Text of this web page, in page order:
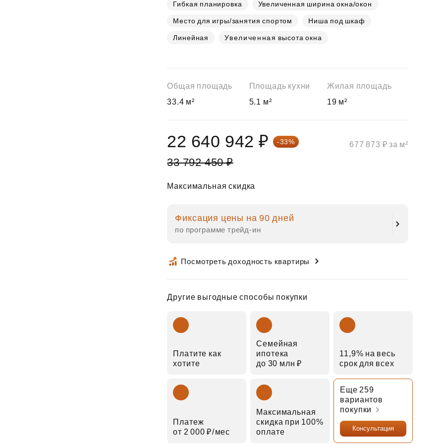
33 792 450 ₽
22 640 942 ₽ -33%
Максимальная скидка
Фиксация цены на 90 дней
по программе трейд‑ин
Посмотреть доходность квартиры
Другие выгодные способы покупки
Платите как
хотите
Семейная
ипотека
до 30 млн ₽
11,9% на весь
срок для всех
Платеж
от 2 000 ₽⁠/⁠мес
Максимальная
скидка при 100%
оплате
Еще 259
вариантов
покупки
Консультация
677 873 ₽ за м²
Гибкая планировка Увеличенная ширина окна/окон
Место для игры/занятия спортом Ниша под шкаф
Линейная Увеличенная высота окна
Общая площадь
33.4 м²
Площадь кухни
5.1 м²
Жилая площадь
19 м²